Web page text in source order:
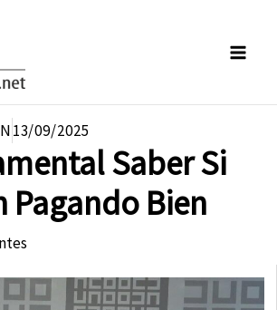
13/09/2025
Saber Si
Pagando Bien